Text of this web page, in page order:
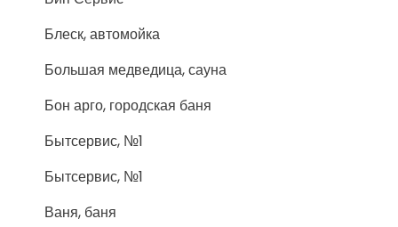
Блеск, автомойка
Большая медведица, сауна
Бон арго, городская баня
Бытсервис, №1
Бытсервис, №1
Ваня, баня